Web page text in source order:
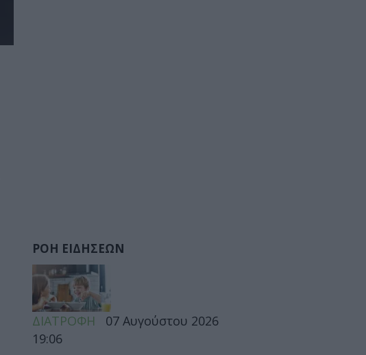
ΡΟΗ ΕΙΔΗΣΕΩΝ
ΔΙΑΤΡΟΦΗ
07 Αυγούστου 2026
19:06